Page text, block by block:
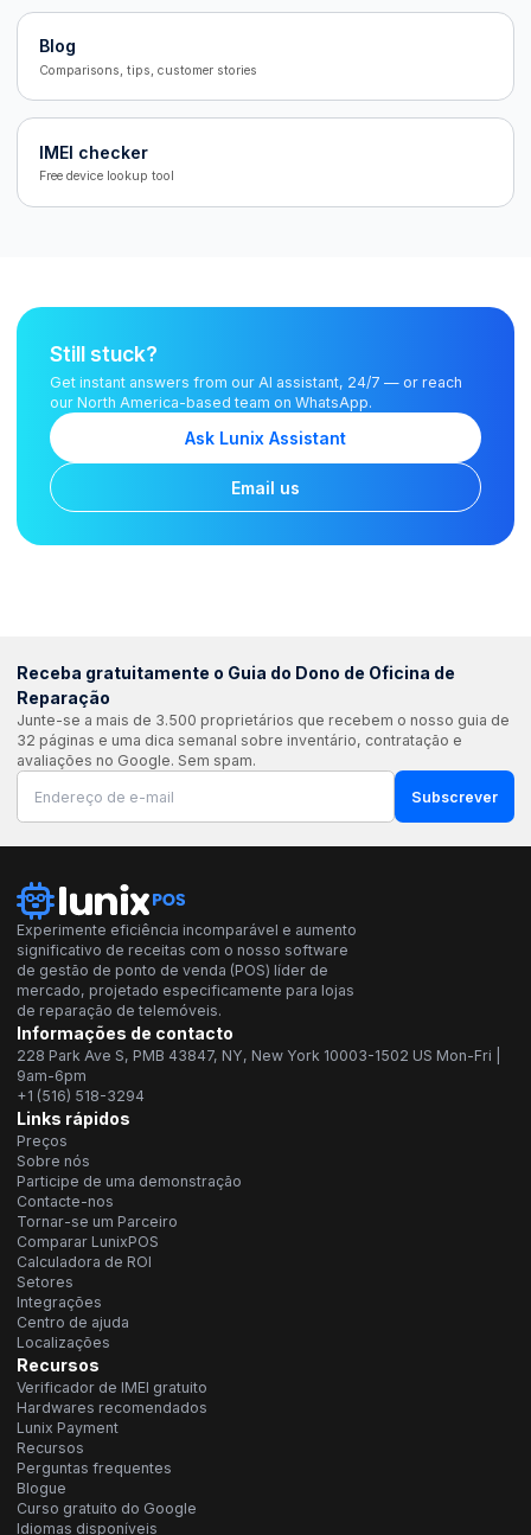
Blog
Comparisons, tips, customer stories
IMEI checker
Free device lookup tool
Still stuck?
Get instant answers from our AI assistant, 24/7 — or reach
our North America-based team on WhatsApp.
Ask Lunix Assistant
Email us
Receba gratuitamente o Guia do Dono de Oficina de
Reparação
Junte-se a mais de 3.500 proprietários que recebem o nosso guia de
32 páginas e uma dica semanal sobre inventário, contratação e
avaliações no Google. Sem spam.
Subscrever
Experimente eficiência incomparável e aumento
significativo de receitas com o nosso software
de gestão de ponto de venda (POS) líder de
mercado, projetado especificamente para lojas
de reparação de telemóveis.
Informações de contacto
228 Park Ave S, PMB 43847, NY, New York 10003-1502 US Mon-Fri |
9am-6pm
+1 (516) 518-3294
Links rápidos
Preços
Sobre nós
Participe de uma demonstração
Contacte-nos
Tornar-se um Parceiro
Comparar LunixPOS
Calculadora de ROI
Setores
Integrações
Centro de ajuda
Localizações
Recursos
Verificador de IMEI gratuito
Hardwares recomendados
Lunix Payment
Recursos
Perguntas frequentes
Blogue
Curso gratuito do Google
Idiomas disponíveis